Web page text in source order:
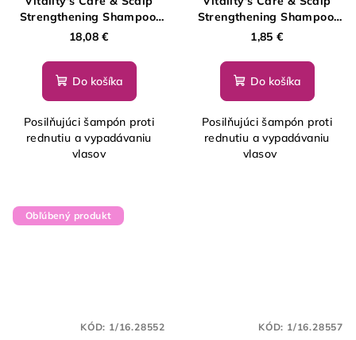
Strengthening Shampoo,
250 ml
18,08 €
Do košíka
Posilňujúci šampón proti
rednutiu a vypadávaniu
vlasov
Strengthening Shampoo,
10 ml - vzorka
1,85 €
Do košíka
Posilňujúci šampón proti
rednutiu a vypadávaniu
vlasov
Obľúbený produkt
KÓD: 1/16.28552 KÓD: 1/16.28557